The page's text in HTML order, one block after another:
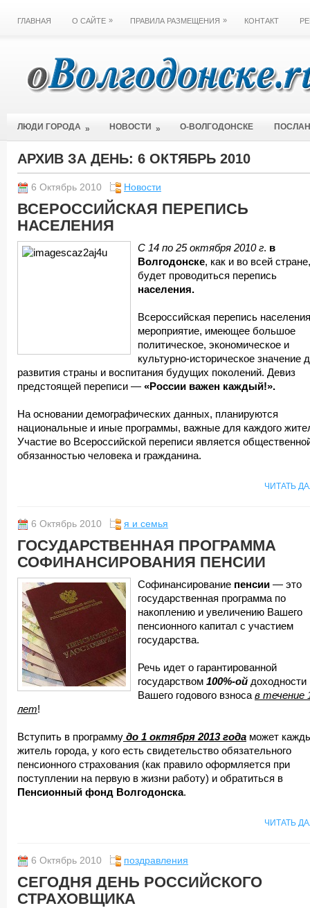
ГЛАВНАЯ О САЙТЕ » ПРАВИЛА РАЗМЕЩЕНИЯ » КОНТАКТ
ЛЮДИ ГОРОДА » НОВОСТИ » О-ВОЛГОДОНСКЕ
АРХИВ ЗА ДЕНЬ: 6 ОКТЯБРЬ 2010
6 Октябрь 2010 Новости
ВСЕРОССИЙСКАЯ ПЕРЕПИСЬ
НАСЕЛЕНИЯ
С 14 по 25 октября 2010 г. в
Волгодонске, как и во всей стране,
будет проводиться перепись
населения.
Всероссийская перепись
мероприятие, имеющее большое
политическое, экономическое и
культурно-историческое значение
развития страны и воспитания будущих поколений. Девиз
предстоящей переписи — «России важен каждый!».
На основании демографических данных, планируются
национальные и иные программы, важные для каждого
Участие во Всероссийской переписи является
обязанностью человека и гражданина.
ЧИТАТЬ
6 Октябрь 2010 я и семья
ГОСУДАРСТВЕННАЯ ПРОГРАММА
СОФИНАНСИРОВАНИЯ ПЕНСИИ
Софинансирование пенсии — это
государственная программа по
накоплению и увеличению Вашего
пенсионного капитал с участием
государства.
Речь идет о гарантированной
государством 100%-ой доходности
Вашего годового взноса в течение
лет!
Вступить в программу до 1 октября 2013 года может
житель города, у кого есть свидетельство обязательного
пенсионного страхования (как правило оформляется при
поступлении на первую в жизни работу) и обратиться в
Пенсионный фонд Волгодонска.
ЧИТАТЬ
6 Октябрь 2010 поздравления
СЕГОДНЯ ДЕНЬ РОССИЙСКОГО
СТРАХОВЩИКА